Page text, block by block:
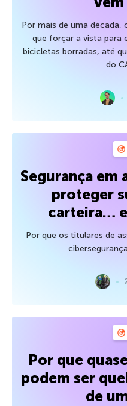
Por mais de uma década,
que forçar a vista para
bicicletas borradas, até
do
Segurança em
proteger
carteira…
Por que os titulares de
Por que
podem ser
de